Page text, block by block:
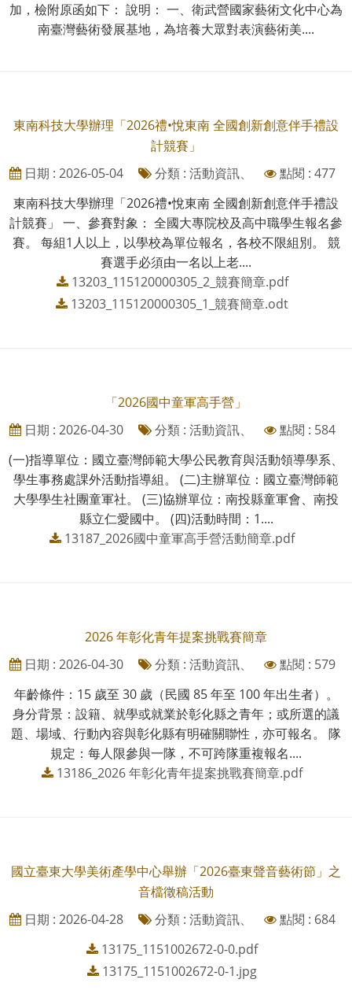
加，檢附原函如下： 說明： 一、衛武營國家藝術文化中心為
南臺灣藝術發展基地，為培養大眾對表演藝術美....
東南科技大學辦理「2026禮•悅東南 全國創新創意伴手禮設
計競賽」
日期 : 2026-05-04
分類 : 活動資訊、
點閱 : 477
東南科技大學辦理「2026禮•悅東南 全國創新創意伴手禮設
計競賽」 一、參賽對象： 全國大專院校及高中職學生報名參
賽。 每組1人以上，以學校為單位報名，各校不限組別。 競
賽選手必須由一名以上老....
13203_115120000305_2_競賽簡章.pdf
13203_115120000305_1_競賽簡章.odt
「2026國中童軍高手營」
日期 : 2026-04-30
分類 : 活動資訊、
點閱 : 584
(一)指導單位：國立臺灣師範大學公民教育與活動領導學系、
學生事務處課外活動指導組。 (二)主辦單位：國立臺灣師範
大學學生社團童軍社。 (三)協辦單位：南投縣童軍會、南投
縣立仁愛國中。 (四)活動時間：1....
13187_2026國中童軍高手營活動簡章.pdf
2026 年彰化青年提案挑戰賽簡章
日期 : 2026-04-30
分類 : 活動資訊、
點閱 : 579
年齡條件：15 歲至 30 歲（民國 85 年至 100 年出生者）。
身分背景：設籍、就學或就業於彰化縣之青年；或所選的議
題、場域、行動內容與彰化縣有明確關聯性，亦可報名。 隊
規定：每人限參與一隊，不可跨隊重複報名....
13186_2026 年彰化青年提案挑戰賽簡章.pdf
國立臺東大學美術產學中心舉辦「2026臺東聲音藝術節」之
音檔徵稿活動
日期 : 2026-04-28
分類 : 活動資訊、
點閱 : 684
13175_1151002672-0-0.pdf
13175_1151002672-0-1.jpg